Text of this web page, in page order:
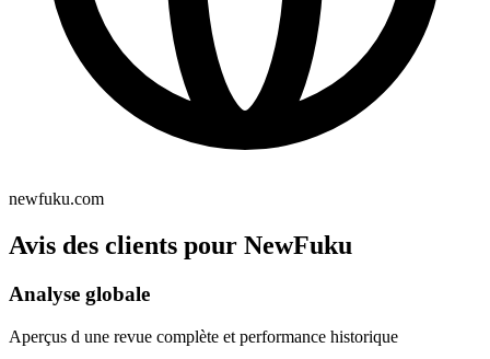
newfuku.com
Avis des clients pour NewFuku
Analyse globale
Aperçus d une revue complète et performance historique